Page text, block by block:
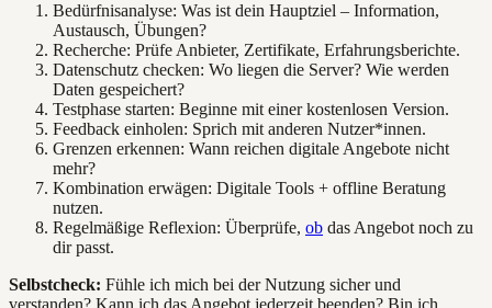
Bedürfnisanalyse: Was ist dein Hauptziel – Information,
Austausch, Übungen?
Recherche: Prüfe Anbieter, Zertifikate, Erfahrungsberichte.
Datenschutz checken: Wo liegen die Server? Wie werden
Daten gespeichert?
Testphase starten: Beginne mit einer kostenlosen Version.
Feedback einholen: Sprich mit anderen Nutzer*innen.
Grenzen erkennen: Wann reichen digitale Angebote nicht
mehr?
Kombination erwägen: Digitale Tools + offline Beratung
nutzen.
Regelmäßige Reflexion: Überprüfe, ob das Angebot noch zu
dir passt.
Selbstcheck: Fühle ich mich bei der Nutzung sicher und
verstanden? Kann ich das Angebot jederzeit beenden? Bin ich